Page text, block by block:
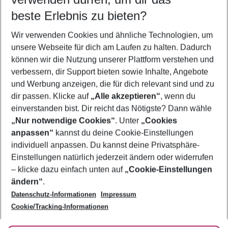
5-8 Nächte
2 Erwachsene Keine Kinder
Mehr Filter anzeigen
Footer
Footer navigation
Über uns
AGB
Bestpreisgarantie
Cookie-Einstellungen ändern
Cookie-Richtlinie
Agenturbetreuung
Barrierefreies Reisen
Folge uns
beste Erlebnis zu bieten?
Wir verwenden Cookies und ähnliche Technologien, um
unsere Webseite für dich am Laufen zu halten. Dadurch
können wir die Nutzung unserer Plattform verstehen und
verbessern, dir Support bieten sowie Inhalte, Angebote
und Werbung anzeigen, die für dich relevant sind und zu
dir passen. Klicke auf „Alle akzeptieren“, wenn du
einverstanden bist. Dir reicht das Nötigste? Dann wähle
„Nur notwendige Cookies“. Unter „Cookies
anpassen“ kannst du deine Cookie-Einstellungen
individuell anpassen. Du kannst deine Privatsphäre-
Einstellungen natürlich jederzeit ändern oder widerrufen
– klicke dazu einfach unten auf „Cookie-Einstellungen
ändern“.
Datenschutz-Informationen
Impressum
Cookie/Tracking-Informationen